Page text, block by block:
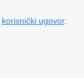
korisnički ugovor.